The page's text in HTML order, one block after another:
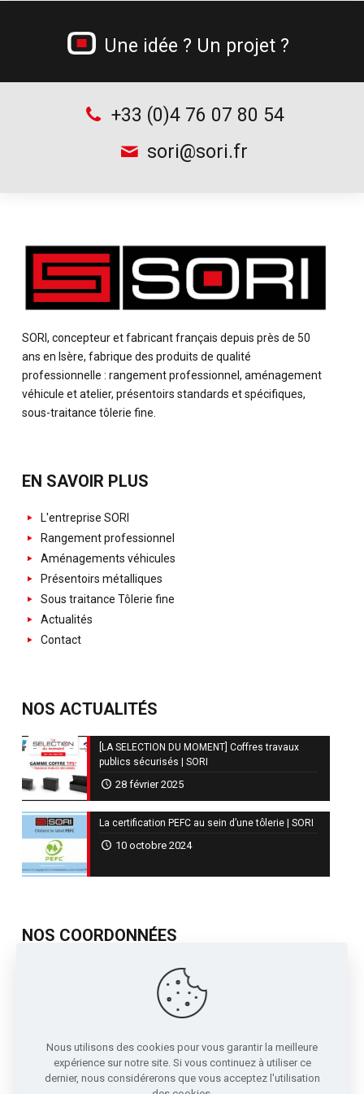
Chariots à bouteilles
Supports d’outillage
Une idée ? Un projet ?
+33 (0)4 76 07 80 54
sori@sori.fr
SORI, concepteur et fabricant français depuis près de 50
ans en Isère, fabrique des produits de qualité
professionnelle : rangement professionnel, aménagement
véhicule et atelier, présentoirs standards et spécifiques,
sous-traitance tôlerie fine.
EN SAVOIR PLUS
L'entreprise SORI
Rangement professionnel
Aménagements véhicules
Présentoirs métalliques
Sous traitance Tôlerie fine
Actualités
Contact
NOS ACTUALITÉS
[LA SELECTION DU MOMENT] Coffres travaux
publics sécurisés | SORI
28 février 2025
La certification PEFC au sein d’une tôlerie | SORI
10 octobre 2024
NOS COORDONNÉES
717, Avenue de St Quentin
sori@sori.fr
Nous utilisons des cookies pour vous garantir la meilleure
expérience sur notre site. Si vous continuez à utiliser ce
dernier, nous considérerons que vous acceptez l'utilisation